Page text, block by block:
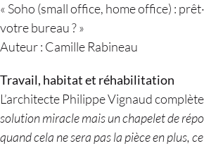
« Soho (small office, home office) :
votre bureau ? »
Auteur : Camille Rabineau
Travail, habitat et réhabilitation
L’architecte Philippe Vignaud complète
solution miracle mais un chapelet de
quand cela ne sera pas la pièce en plus,